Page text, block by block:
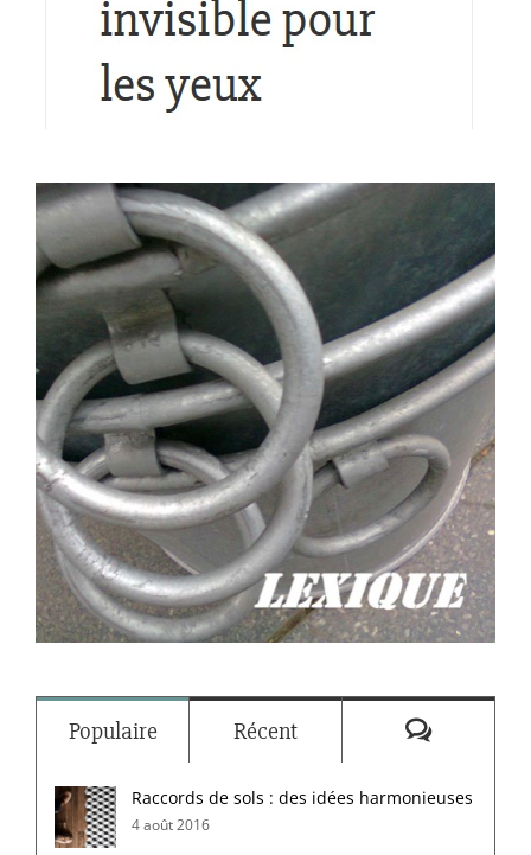
Populaire Récent
Raccords de sols : des idées harmonieuses
4 août 2016